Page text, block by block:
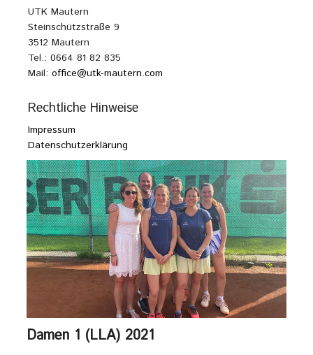
UTK Mautern
Steinschützstraße 9
3512 Mautern
Tel.: 0664 81 82 835
Mail: office@utk-mautern.com
Rechtliche Hinweise
Impressum
Datenschutzerklärung
Damen 1 (LLA) 2021